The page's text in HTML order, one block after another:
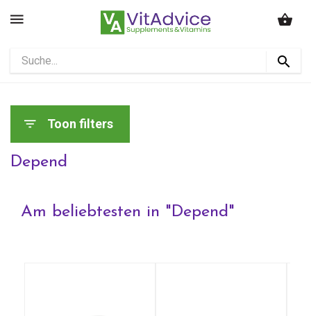
Toon filters
Depend
Am beliebtesten in "Depend"